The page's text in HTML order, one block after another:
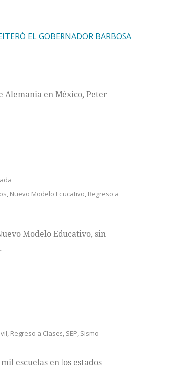
EL GOBERNADOR BARBOSA
Alemania en México, Peter
Nuevo Modelo Educativo Regreso a
Modelo Educativo, sin
Regreso a Clases SEP Sismo
escuelas en los estados